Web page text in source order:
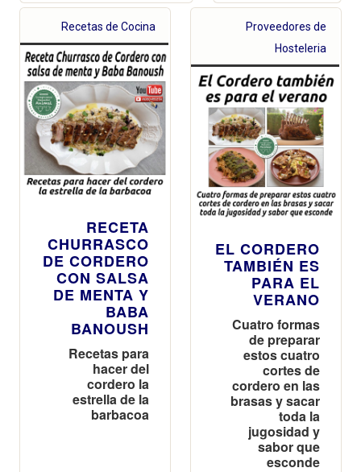
Recetas de Cocina
RECETA
CHURRASCO
DE CORDERO
CON SALSA
DE MENTA Y
BABA
BANOUSH
Recetas para
hacer del
cordero la
estrella de la
barbacoa
Proveedores de
Hosteleria
EL CORDERO
TAMBIÉN ES
PARA EL
VERANO
Cuatro formas
de preparar
estos cuatro
cortes de
cordero en las
brasas y sacar
toda la
jugosidad y
sabor que
esconde